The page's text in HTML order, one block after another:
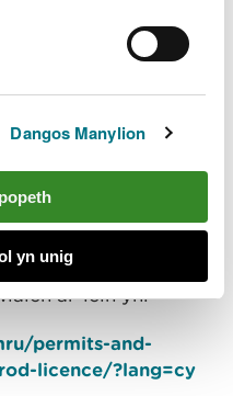
Dangos Manylion
yn unig
os ydych yn
â dangos trwydded
amau
ei riportio i
24 awr CNC ar 0300
Cyfoeth Naturiol
ar-lein yn:
permits-and-
licence/?lang=cy